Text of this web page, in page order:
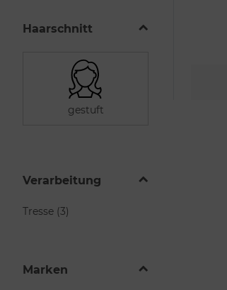
Haarschnitt
gestuft
Verarbeitung
Tresse (3)
Marken